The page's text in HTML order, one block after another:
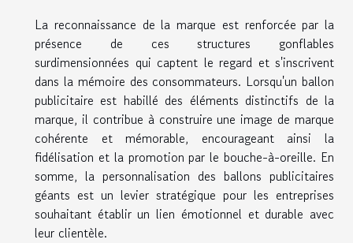
La reconnaissance de la marque est renforcée par la
présence de ces structures gonflables
surdimensionnées qui captent le regard et s'inscrivent
dans la mémoire des consommateurs. Lorsqu'un ballon
publicitaire est habillé des éléments distinctifs de la
marque, il contribue à construire une image de marque
cohérente et mémorable, encourageant ainsi la
fidélisation et la promotion par le bouche-à-oreille. En
somme, la personnalisation des ballons publicitaires
géants est un levier stratégique pour les entreprises
souhaitant établir un lien émotionnel et durable avec
leur clientèle.